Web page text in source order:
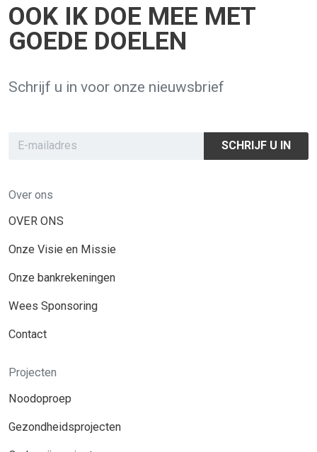
OOK IK DOE MEE MET
GOEDE DOELEN
Schrijf u in voor onze nieuwsbrief
SCHRIJF U IN
Over ons
OVER ONS
Onze Visie en Missie
Onze bankrekeningen
Wees Sponsoring
Contact
Projecten
Noodoproep
Gezondheidsprojecten